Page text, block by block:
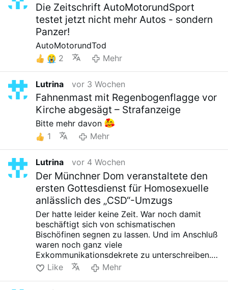
Die Zeitschrift AutoMotorundSport
testet jetzt nicht mehr Autos - sondern
Panzer!
AutoMotorundTod
2
Mehr
Lutrina vor 3 Wochen
Fahnenmast mit Regenbogenflagge vor
Kirche abgesägt – Strafanzeige
Bitte mehr davon
1
Mehr
Lutrina vor 4 Wochen
Der Münchner Dom veranstaltete den
ersten Gottesdienst für Homosexuelle
anlässlich des „CSD“-Umzugs
Der hatte leider keine Zeit. War noch damit
beschäftigt sich von schismatischen
Bischöfinen segnen zu lassen. Und im Anschluß
waren noch ganz viele
Exkommunikationsdekrete zu unterschreiben.
Völlig im Streß der arme, kann einem richtig
leid tun...
Like Mehr